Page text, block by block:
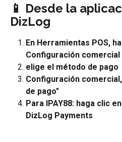
📱 Desde la
DizLog
En Herramientas POS,
Configuración comercial
elige el método de pago
Configuración
de pago"
Para IPAY88: haga clic
DizLog Payments